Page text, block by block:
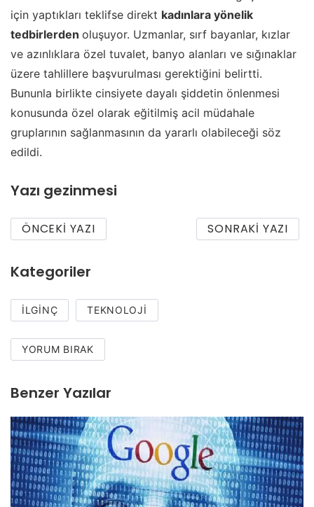
için yaptıkları teklifse direkt kadınlara yönelik
tedbirlerden oluşuyor. Uzmanlar, sırf bayanlar, kızlar
ve azınlıklara özel tuvalet, banyo alanları ve sığınaklar
üzere tahlillere başvurulması gerektiğini belirtti.
Bununla birlikte cinsiyete dayalı şiddetin önlenmesi
konusunda özel olarak eğitilmiş acil müdahale
gruplarının sağlanmasının da yararlı olabileceği söz
edildi.
Yazı gezinmesi
ÖNCEKI YAZI SONRAKI YAZI
Kategoriler
İLGINÇ TEKNOLOJI
YORUM BIRAK
Benzer Yazılar